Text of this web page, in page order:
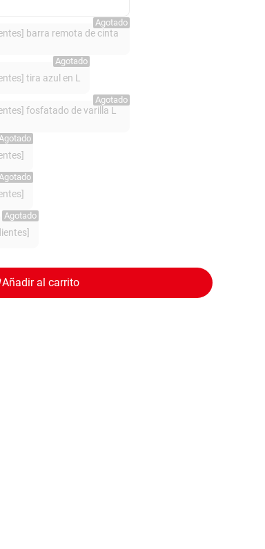
Agotado
barra remota de cinta
Agotado
tira azul en L
Agotado
fosfatado de varilla L
Agotado
Añadir al carrito